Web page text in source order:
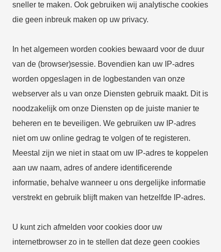
sneller te maken. Ook gebruiken wij analytische cookies
die geen inbreuk maken op uw privacy.
In het algemeen worden cookies bewaard voor de duur
van de (browser)sessie. Bovendien kan uw IP-adres
worden opgeslagen in de logbestanden van onze
webserver als u van onze Diensten gebruik maakt. Dit is
noodzakelijk om onze Diensten op de juiste manier te
beheren en te beveiligen. We gebruiken uw IP-adres
niet om uw online gedrag te volgen of te registeren.
Meestal zijn we niet in staat om uw IP-adres te koppelen
aan uw naam, adres of andere identificerende
informatie, behalve wanneer u ons dergelijke informatie
verstrekt en gebruik blijft maken van hetzelfde IP-adres.
U kunt zich afmelden voor cookies door uw
internetbrowser zo in te stellen dat deze geen cookies